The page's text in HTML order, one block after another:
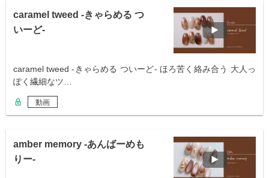
caramel tweed -きゃらめる つ
いーど-
caramel tweed -きゃらめる ついーど- ほろ苦く絡み合う 大人っ
ぽく繊細なツ…
動画
amber memory -あんばーめも
りー-